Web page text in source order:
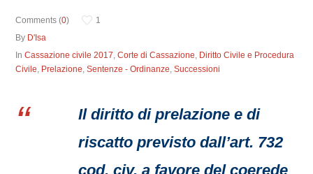
Comments (0)
1
By D'Isa
InCassazione civile 2017,Corte di Cassazione, Diritto Civile e Procedura
Civile, Prelazione,Sentenze - Ordinanze,Successioni
Il diritto di prelazione e di
riscatto previsto dall’art. 732
cod. civ. a favore del coerede